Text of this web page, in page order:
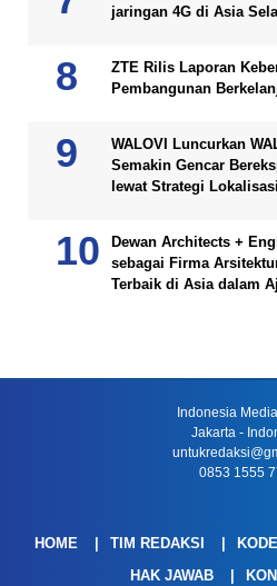
jaringan 4G di Asia
ZTE Rilis Laporan
Pembangunan
WALOVI Luncurkan
Semakin Gencar
lewat Strategi Lokalisasi
Dewan Architects +
sebagai Firma
Terbaik di Asia dalam
Indonesia
Jakarta -
0853 1555
HOME TIM REDAKSI
HAK JAWAB